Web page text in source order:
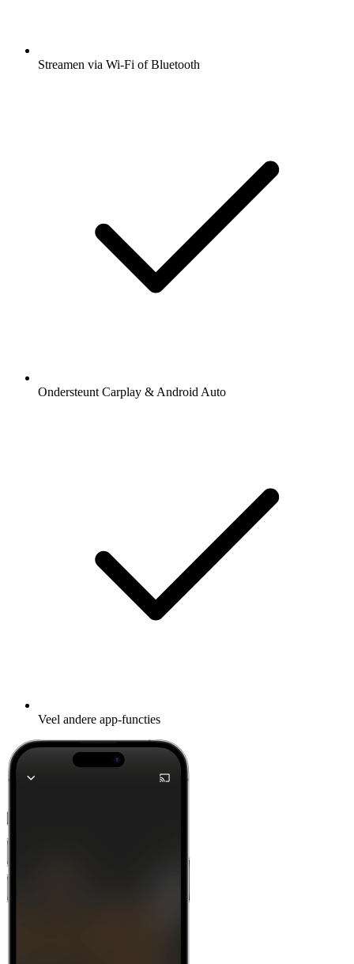
Streamen via Wi-Fi of Bluetooth
Ondersteunt Carplay & Android Auto
Veel andere app-functies